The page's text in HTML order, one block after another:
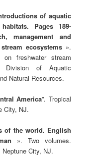
of aquatic
Pages 189-
management and
ecosystems».
freshwater stream
Division of Aquatic
Natural Resources.
America”. Tropical
City, NJ.
of the world. English
». Two volumes.
City, NJ.